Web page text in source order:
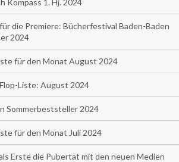
Kompass 1. Hj. 2024
die Premiere: Bücherfestival Baden-Baden
2024
für den Monat August 2024
Liste: August 2024
Sommerbeststeller 2024
für den Monat Juli 2024
Erste die Pubertät mit den neuen Medien